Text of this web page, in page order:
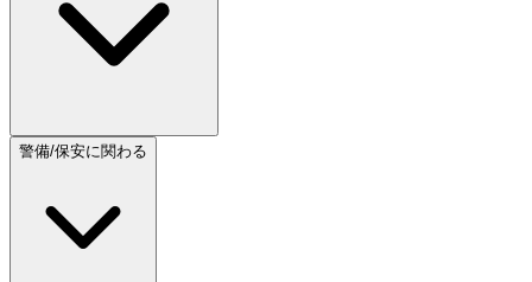
警備/保安に関わる